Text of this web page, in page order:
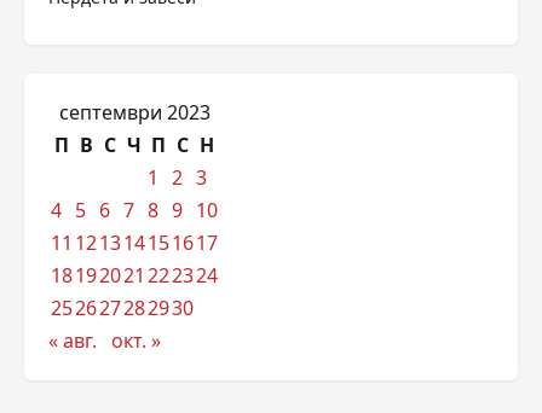
септември 2023
П В С Ч П С Н
1
2 3
4 5 6 7 8 9 10
11 121314151617
18192021 222324
252627282930
« авг.
окт. »